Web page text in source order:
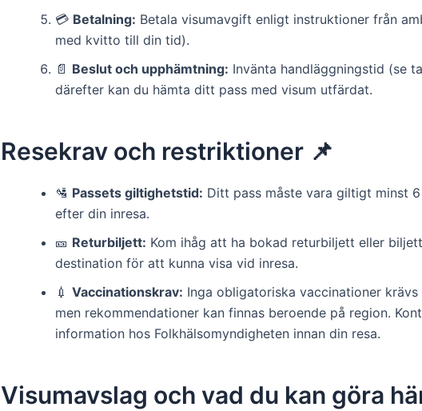
💳 Betalning: Betala visumavgift enligt instruktioner från
med kvitto till din tid).
📄 Beslut och upphämtning: Invänta handläggningstid (se
därefter kan du hämta ditt pass med visum utfärdat.
Resekrav och restriktioner 📌
🛂 Passets giltighetstid: Ditt pass måste vara giltigt minst
efter din inresa.
🎫 Returbiljett: Kom ihåg att ha bokad returbiljett eller
destination för att kunna visa vid inresa.
💉 Vaccinationskrav: Inga obligatoriska vaccinationer
men rekommendationer kan finnas beroende på region.
information hos Folkhälsomyndigheten innan din resa.
Visumavslag och vad du kan göra